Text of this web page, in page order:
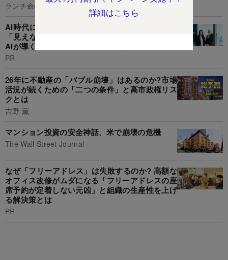
詳細はこちら
ランチ命の山盛くん
AI時代に勝つグローバル経営の条件:海外拠点の
「見えない経営」からの脱却。「二層ERP」と
AIが導く、リアルタイム·データ統合戦略とは
PR
26年に不動産の「バブル崩壊」はあるのか?市場
活況が続くための「二つの条件」と高市政権リス
クとは
吉野 薫
マンション投資の安全神話、米で崩壊の危機
The Wall Street Journal
なぜ「フリーアドレス」は失敗するのか? 高額な
オフィス改修がムダになる「フリーアドレスの座
席予約が定着しない元凶」と組織の生産性を上げ
る解決策とは
PR